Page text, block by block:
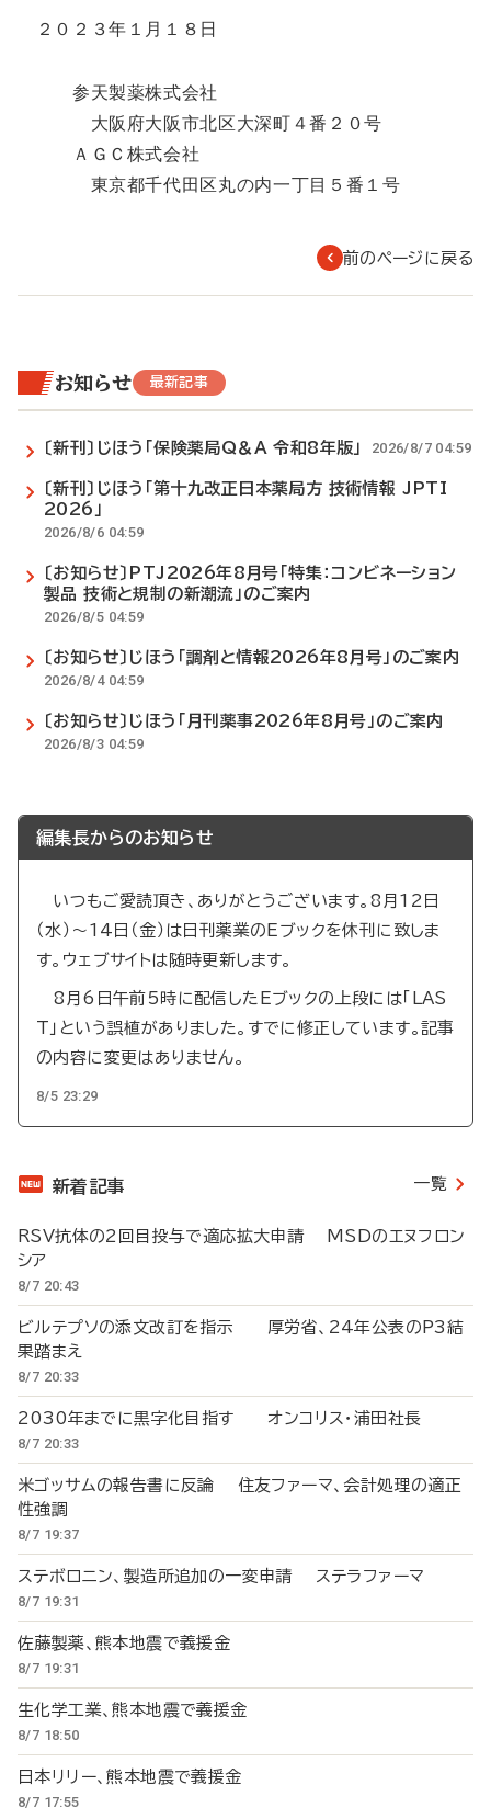
２０２３年１月１８日
参天製薬株式会社
大阪府大阪市北区大深町４番２０号
ＡＧＣ株式会社
東京都千代田区丸の内一丁目５番１号
前のページに戻る
お知らせ 最新記事
〔新刊〕じほう「保険薬局Q＆A 令和8年版」 2026/8/7 04:59
〔新刊〕じほう「第十九改正日本薬局方 技術情報 JPTI
2026」
2026/8/6 04:59
〔お知らせ〕PTJ2026年8月号「特集：コンビネーション
製品 技術と規制の新潮流」のご案内
2026/8/5 04:59
〔お知らせ〕じほう「調剤と情報2026年8月号」のご案内
2026/8/4 04:59
〔お知らせ〕じほう「月刊薬事2026年8月号」のご案内
2026/8/3 04:59
編集長からのお知らせ
いつもご愛読頂き、ありがとうございます。8月12日
（水）～14日（金）は日刊薬業のEブックを休刊に致しま
す。ウェブサイトは随時更新します。
8月6日午前5時に配信したEブックの上段には「LAS
T」という誤植がありました。すでに修正しています。記事
の内容に変更はありません。
8/5 23:29
新着記事 一覧
RSV抗体の2回目投与で適応拡大申請 MSDのエヌフロン
シア
8/7 20:43
ビルテプソの添文改訂を指示 厚労省、24年公表のP3結
果踏まえ
8/7 20:33
2030年までに黒字化目指す オンコリス・浦田社長
8/7 20:33
米ゴッサムの報告書に反論 住友ファーマ、会計処理の適正
性強調
8/7 19:37
ステボロニン、製造所追加の一変申請 ステラファーマ
8/7 19:31
佐藤製薬、熊本地震で義援金
8/7 19:31
生化学工業、熊本地震で義援金
8/7 18:50
日本リリー、熊本地震で義援金
8/7 17:55